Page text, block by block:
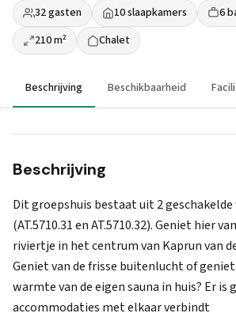
32 gasten 10 slaapkamers
6
210 m²
Chalet
Beschrijving Beschikbaarheid
Beschrijving
Dit groepshuis bestaat uit 2
(AT.5710.31 en AT.5710.32). Geniet hier
riviertje in het centrum van Kaprun van
Geniet van de frisse buitenlucht of geniet
warmte van de eigen sauna in huis? Er is
accommodaties met elkaar verbindt